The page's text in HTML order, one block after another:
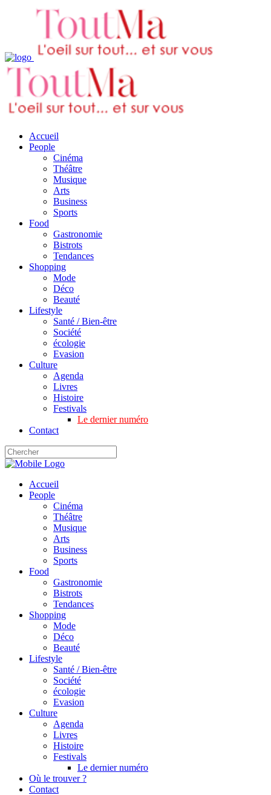
Accueil
People
Cinéma
Théâtre
Musique
Arts
Business
Sports
Food
Gastronomie
Bistrots
Tendances
Shopping
Mode
Déco
Beauté
Lifestyle
Santé / Bien-être
Société
écologie
Evasion
Culture
Agenda
Livres
Histoire
Festivals
Le dernier numéro
Contact
Accueil
People
Cinéma
Théâtre
Musique
Arts
Business
Sports
Food
Gastronomie
Bistrots
Tendances
Shopping
Mode
Déco
Beauté
Lifestyle
Santé / Bien-être
Société
écologie
Evasion
Culture
Agenda
Livres
Histoire
Festivals
Le dernier numéro
Où le trouver ?
Contact